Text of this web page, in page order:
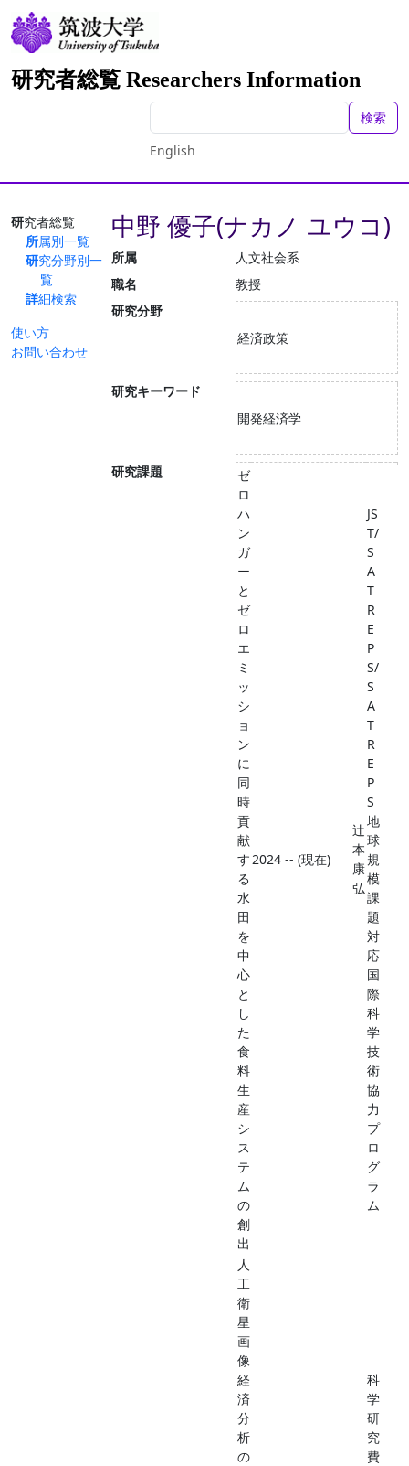
研究者総覧 Researchers Information
検索
English
研究者総覧
所属別一覧
研究分野別一
覧
詳細検索
使い方
お問い合わせ
中野 優子(ナカノ ユウコ)
所属
人文社会系
職名
教授
研究分野
経済政策
研究キーワード
開発経済学
研究課題
ゼ
ロ
ハ
ン
ガ
ー
と
ゼ
ロ
エ
ミ
ッ
シ
ョ
ン
に
同
時
貢
献
す
る
水
田
を
中
心
と
し
た
食
料
生
産
シ
ス
テ
ム
の
創
出
2024 -- (現在)
辻
本
康
弘
JS
T/
S
A
T
R
E
P
S/
S
A
T
R
E
P
S
地
球
規
模
課
題
対
応
国
際
科
学
技
術
協
力
プ
ロ
グ
ラ
ム
人
工
衛
星
画
像
経
済
分
析
の
科
学
研
究
費